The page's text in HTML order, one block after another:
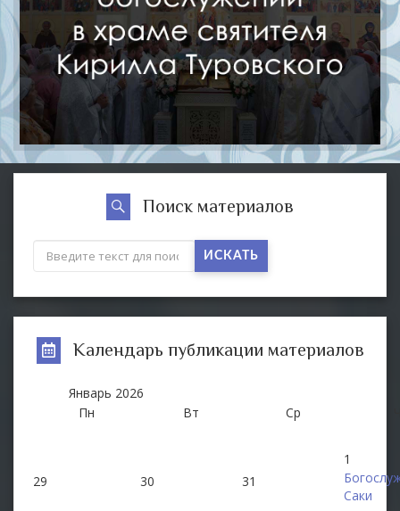
Поиск материалов
ИСКАТЬ
Календарь публикации материалов
Январь 2026
Пн
Вт Ср
29 30 31
1
Саки